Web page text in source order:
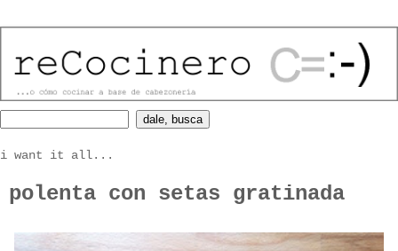
i want it all...
polenta con setas gratinada